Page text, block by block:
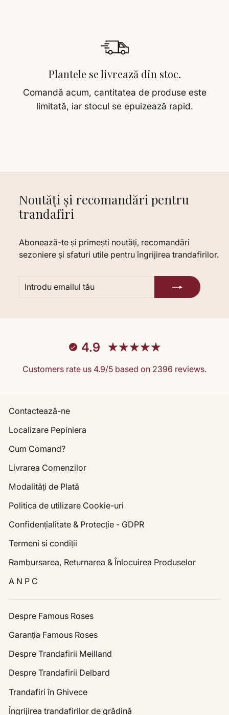
Plantele se livrează din stoc.
Comandă acum, cantitatea de produse este
limitată, iar stocul se epuizează rapid.
Noutăți și recomandări pentru
trandafiri
Abonează-te și primești noutăți, recomandări
sezoniere și sfaturi utile pentru îngrijirea trandafirilor.
EMAILUL
4.9
Customers rate us 4.9/5 based on 2396 reviews.
Contactează-ne
Localizare Pepiniera
Cum Comand?
Livrarea Comenzilor
Modalități de Plată
Politica de utilizare Cookie-uri
Confidențialitate & Protecție - GDPR
Termeni si condiții
Rambursarea, Returnarea & Înlocuirea Produselor
A N P C
Despre Famous Roses
Garanția Famous Roses
Despre Trandafirii Meilland
Despre Trandafirii Delbard
Trandafiri în Ghivece
Îngrijirea trandafirilor de grădină